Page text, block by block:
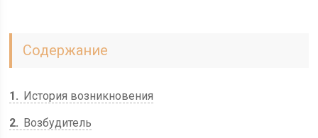
Содержание
1
История возникновения
2
Возбудитель